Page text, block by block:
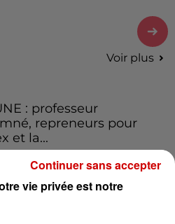
Voir plus
: professeur
repreneurs pour
et la...
vie privée est notre
Continuer sans accepter